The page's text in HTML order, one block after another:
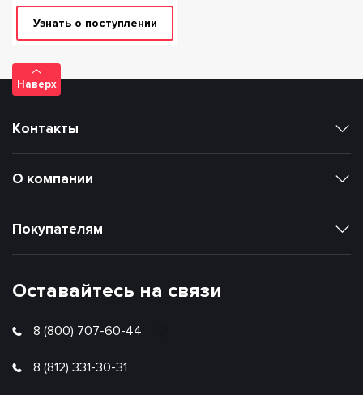
Узнать о поступлении
Наверх
Оставайтесь на связи
8 (800) 707-60-44
8 (812) 331-30-31
Покупателям
О компании
Контакты